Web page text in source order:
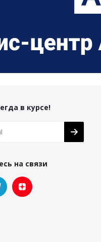
в курсе!
на связи